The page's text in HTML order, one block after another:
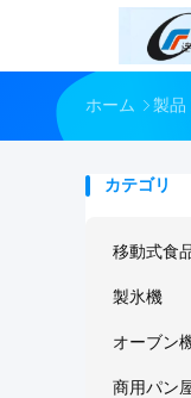
ホーム 製品
カテゴリ
移動式食
製氷機
オーブン
商用パン